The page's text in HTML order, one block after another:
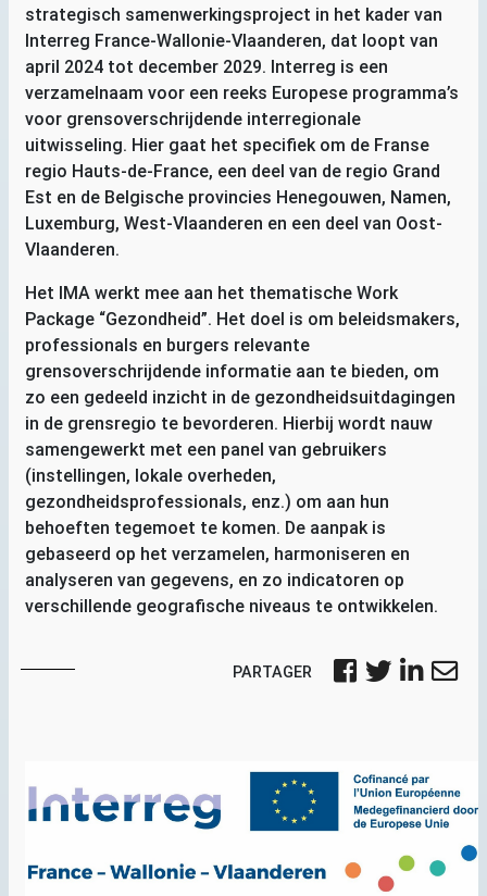
strategisch samenwerkingsproject in het kader van
Interreg France-Wallonie-Vlaanderen, dat loopt van
april 2024 tot december 2029. Interreg is een
verzamelnaam voor een reeks Europese programma’s
voor grensoverschrijdende interregionale
uitwisseling. Hier gaat het specifiek om de Franse
regio Hauts-de-France, een deel van de regio Grand
Est en de Belgische provincies Henegouwen, Namen,
Luxemburg, West-Vlaanderen en een deel van Oost-
Vlaanderen.
Het IMA werkt mee aan het thematische Work
Package “Gezondheid”. Het doel is om beleidsmakers,
professionals en burgers relevante
grensoverschrijdende informatie aan te bieden, om
zo een gedeeld inzicht in de gezondheidsuitdagingen
in de grensregio te bevorderen. Hierbij wordt nauw
samengewerkt met een panel van gebruikers
(instellingen, lokale overheden,
gezondheidsprofessionals, enz.) om aan hun
behoeften tegemoet te komen. De aanpak is
gebaseerd op het verzamelen, harmoniseren en
analyseren van gegevens, en zo indicatoren op
verschillende geografische niveaus te ontwikkelen.
PARTAGER